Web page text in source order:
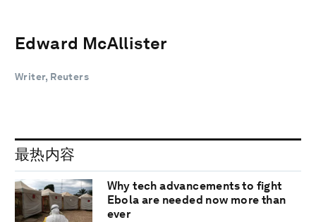
Edward McAllister
Writer, Reuters
最热内容
Why tech advancements to fight
Ebola are needed now more than
ever